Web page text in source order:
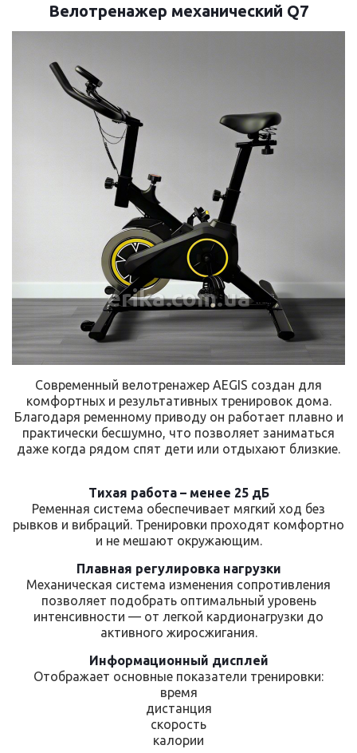
Велотренажер механический Q7
erika.com.ua
Современный велотренажер AEGIS создан для
комфортных и результативных тренировок дома.
Благодаря ременному приводу он работает плавно и
практически бесшумно, что позволяет заниматься
даже когда рядом спят дети или отдыхают близкие.
Тихая работа – менее 25 дБ
Ременная система обеспечивает мягкий ход без
рывков и вибраций. Тренировки проходят комфортно
и не мешают окружающим.
Плавная регулировка нагрузки
Механическая система изменения сопротивления
позволяет подобрать оптимальный уровень
интенсивности — от легкой кардионагрузки до
активного жиросжигания.
Информационный дисплей
Отображает основные показатели тренировки:
время
дистанция
скорость
калории